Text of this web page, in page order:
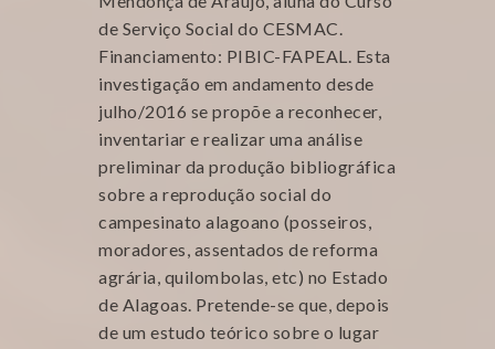
de Serviço Social do CESMAC.
Financiamento: PIBIC-FAPEAL. Esta
investigação em andamento desde
julho/2016 se propõe a reconhecer,
inventariar e realizar uma análise
preliminar da produção bibliográfica
sobre a reprodução social do
campesinato alagoano (posseiros,
moradores, assentados de reforma
agrária, quilombolas, etc) no Estado
de Alagoas. Pretende-se que, depois
de um estudo teórico sobre o lugar